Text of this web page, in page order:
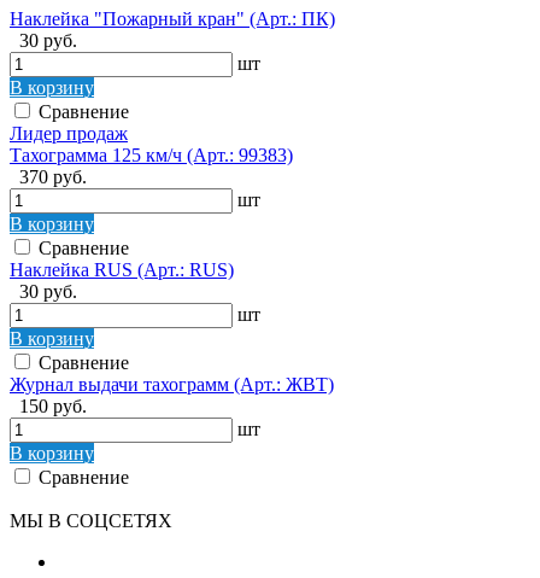
Наклейка "Пожарный кран" (Арт.: ПК)
30 руб.
шт
В корзину
Сравнение
Лидер продаж
Тахограмма 125 км/ч (Арт.: 99383)
370 руб.
шт
В корзину
Сравнение
Наклейка RUS (Арт.: RUS)
30 руб.
шт
В корзину
Сравнение
Журнал выдачи тахограмм (Арт.: ЖВТ)
150 руб.
шт
В корзину
Сравнение
МЫ В СОЦСЕТЯХ